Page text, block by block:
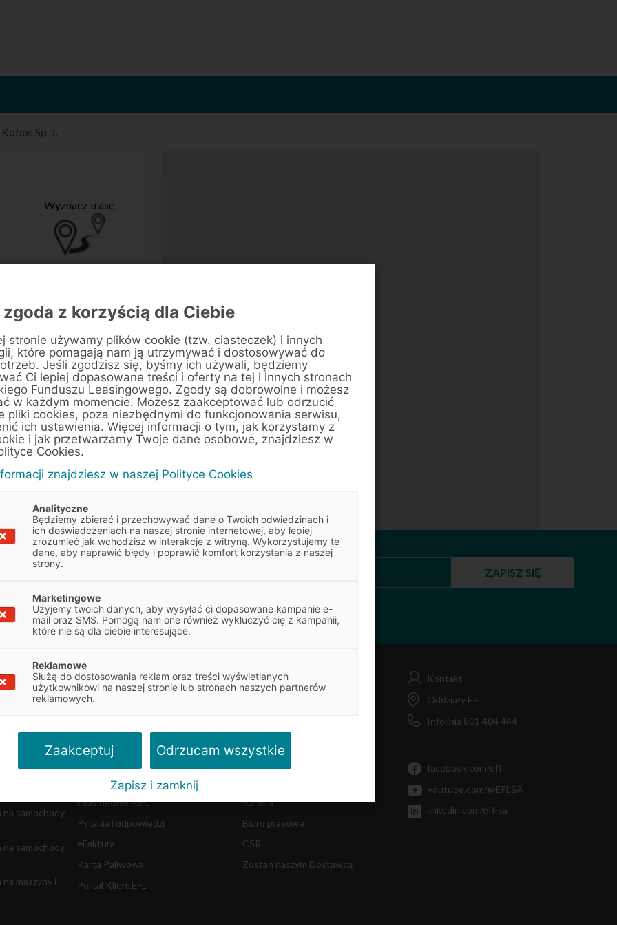
Kobos Sp. J.
Wyznacz trasę
które pomogą
ZAPISZ SIĘ
Obowiązek informacyjny
ciężkich
na samochody
na samochody
maszyny i
Obsługa klienta
Obsługa umowy
Centrum Likwidacji Szkód
Leasing Swobodny
Leasingowe ABC
Pytania i odpowiedzi
eFaktura
Karta Paliwowa
Portal KlientEFL
O firmie
Blog - Biznes i Ty
Kariera
Biuro prasowe
CSR
Zostań naszym Dostawcą
Kontakt
Oddziały EFL
Infolinia 801 404 444
facebook.com/efl
youtube.com/@EFLSA
linkedin.com/efl-sa
z korzyścią dla Ciebie
stronie używamy plików cookie (tzw. ciasteczek) i innych
które pomagają nam ją utrzymywać i dostosowywać do
Jeśli zgodzisz się, byśmy ich używali, będziemy
Ci lepiej dopasowane treści i oferty na tej i innych stronach
Funduszu Leasingowego. Zgody są dobrowolne i możesz
w każdym momencie. Możesz zaakceptować lub odrzucić
pliki cookies, poza niezbędnymi do funkcjonowania serwisu,
ich ustawienia. Więcej informacji o tym, jak korzystamy z
i jak przetwarzamy Twoje dane osobowe, znajdziesz w
Cookies.
znajdziesz w naszej Polityce Cookies
Analityczne
Będziemy zbierać i przechowywać dane o Twoich odwiedzinach i
ich doświadczeniach na naszej stronie internetowej, aby lepiej
zrozumieć jak wchodzisz w interakcje z witryną. Wykorzystujemy te
dane, aby naprawić błędy i poprawić komfort korzystania z naszej
strony.
Marketingowe
Użyjemy twoich danych, aby wysyłać ci dopasowane kampanie e-
mail oraz SMS. Pomogą nam one również wykluczyć cię z kampanii,
które nie są dla ciebie interesujące.
Reklamowe
Służą do dostosowania reklam oraz treści wyświetlanych
użytkownikowi na naszej stronie lub stronach naszych partnerów
reklamowych.
Zaakceptuj Odrzucam wszystkie
Zapisz i zamknij